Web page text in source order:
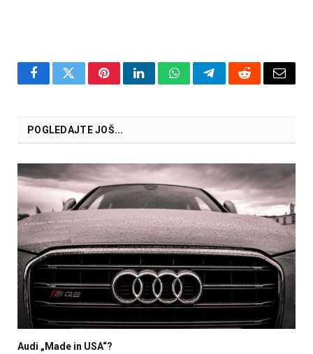
FacebookTwitterPinterestLinkedInWhatsAppTelegramRedditEmail
POGLEDAJTE JOŠ...
Audi „Made in USA“?